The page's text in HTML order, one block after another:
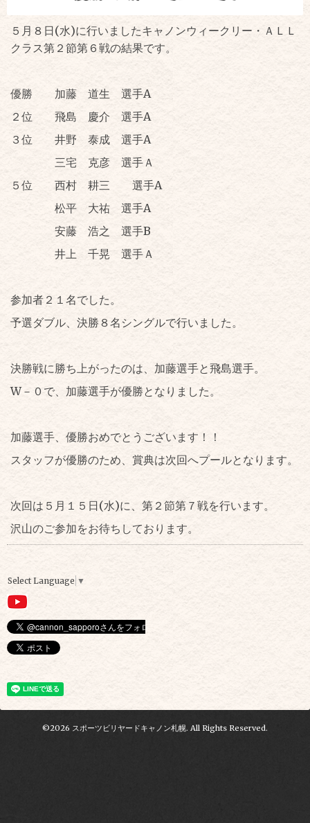
５月８日(水)に行いましたキャノンウィークリー・ＡＬＬ
クラス第２節第６戦の結果です。
優勝 加藤 道生 選手A
２位 飛島 慶介 選手A
３位 井野 泰成 選手A
三宅 克彦 選手Ａ
５位 西村 耕三 選手A
松平 大祐 選手A
安藤 浩之 選手B
井上 千晃 選手Ａ
参加者２１名でした。
予選ダブル、決勝８名シングルで行いました。
決勝戦に勝ち上がったのは、加藤選手と飛島選手。
W－０で、加藤選手が優勝となりました。
加藤選手、優勝おめでとうございます！！
スタッフが優勝のため、賞典は次回へプールとなります。
次回は５月１５日(水)に、第２節第７戦を行います。
沢山のご参加をお待ちしております。
Select Language ▼
©2026 スポーツビリヤードキャノン札幌. All Rights Reserved.